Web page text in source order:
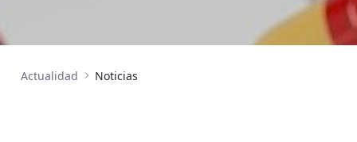
Actualidad Noticias